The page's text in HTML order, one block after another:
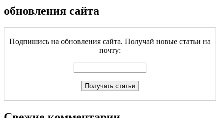
обновления сайта
Подпишись на обновления сайта. Получай новые статьи на
почту: